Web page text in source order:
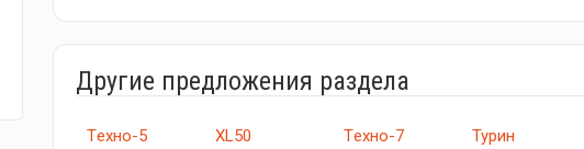
Другие предложения раздела
Tехно-5
XL50
Tехно-7
Турин